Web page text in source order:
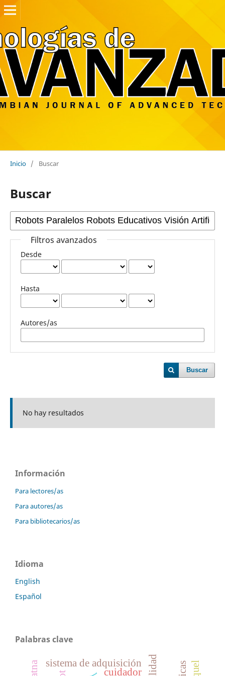
Inicio / Buscar
Buscar
Filtros avanzados
Desde
Hasta
Autores/as
Buscar
No hay resultados
Información
Para lectores/as
Para autores/as
Para bibliotecarios/as
Idioma
English
Español
Palabras clave
sistema de adquisición
cuidador